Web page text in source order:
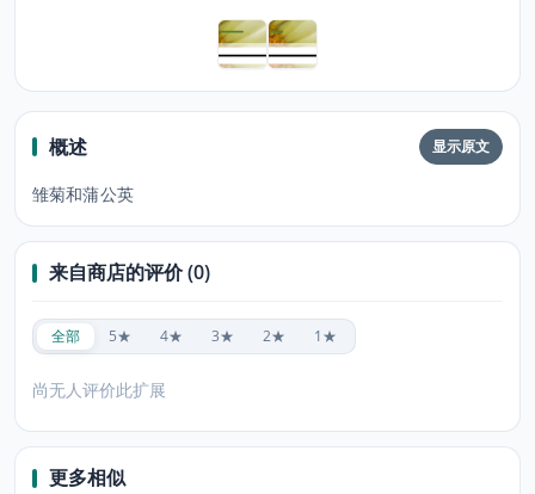
概述 显示原文
雏菊和蒲公英
来自商店的评价 (0)
全部 5★ 4★ 3★ 2★ 1★
尚无人评价此扩展
更多相似